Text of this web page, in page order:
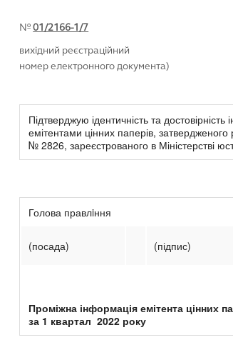
№01/2166-1/7
вихідний реєстраційний
номер електронного документа)
Підтверджую ідентичність та
емітентами цінних паперів,
№ 2826, зареєстрованого в Міністерстві
Голова правлiння
(посада) (підпис)
Проміжна інформація емітента цінних
за 1 квартал 2022 року